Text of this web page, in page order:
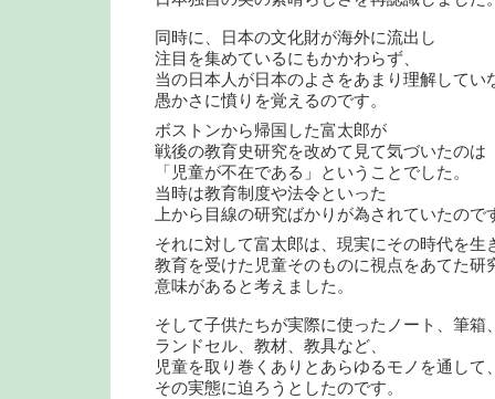
同時に、日本の文化財が海外に流出し
注目を集めているにもかかわらず、
当の日本人が日本のよさをあまり理解してい
愚かさに憤りを覚えるのです。
ボストンから帰国した富太郎が
戦後の教育史研究を改めて見て気づいたのは
「児童が不在である」ということでした。
当時は教育制度や法令といった
上から目線の研究ばかりが為されていたので
それに対して富太郎は、現実にその時代を生
教育を受けた児童そのものに視点をあてた研
意味があると考えました。
そして子供たちが実際に使ったノート、筆箱
ランドセル、教材、教具など、
児童を取り巻くありとあらゆるモノを通して
その実態に迫ろうとしたのです。